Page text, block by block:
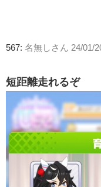
567: 名無しさん 24/01/
短距離走れるぞ